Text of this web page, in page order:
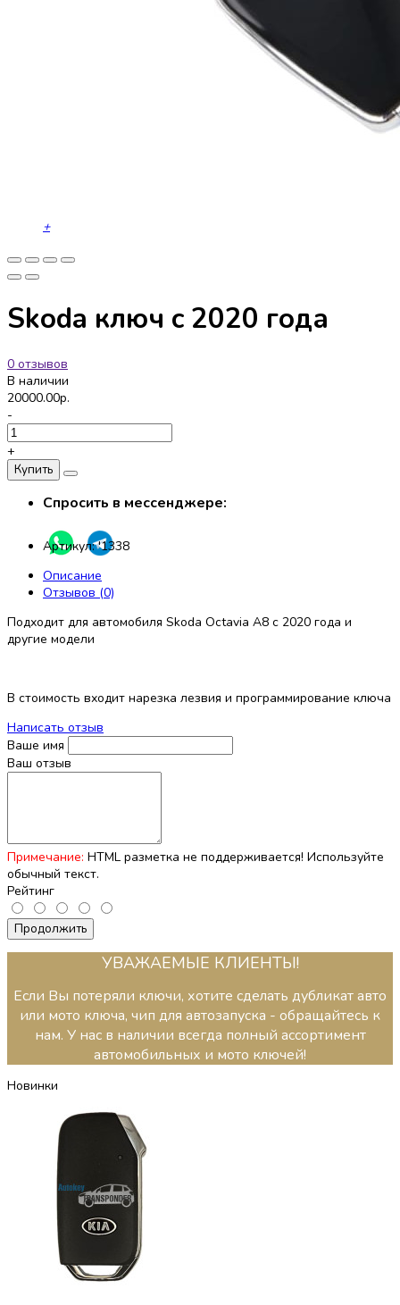
+
Skoda ключ c 2020 года
0 отзывов
В наличии
20000.00р.
-
+
Купить
Спросить в мессенджере:
Артикул:'1338
Описание
Отзывов (0)
Подходит для автомобиля Skoda Octavia A8 с 2020 года и
другие модели
В стоимость входит нарезка лезвия и программирование ключа
Написать отзыв
Ваше имя
Ваш отзыв
Примечание: HTML разметка не поддерживается! Используйте
обычный текст.
Рейтинг
Продолжить
УВАЖАЕМЫЕ КЛИЕНТЫ!
Если Вы потеряли ключи, хотите сделать дубликат авто
или мото ключа, чип для автозапуска - обращайтесь к
нам. У нас в наличии всегда полный ассортимент
автомобильных и мото ключей!
Новинки